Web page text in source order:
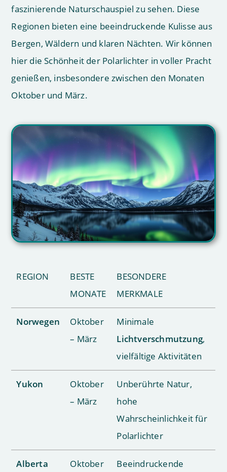
faszinierende Naturschauspiel zu sehen. Diese
Regionen bieten eine beeindruckende Kulisse aus
Bergen, Wäldern und klaren Nächten. Wir können
hier die Schönheit der Polarlichter in voller Pracht
genießen, insbesondere zwischen den Monaten
Oktober und März.
REGION
BESTE
MONATE
BESONDERE
MERKMALE
Norwegen
Oktober
– März
Minimale
Lichtverschmutzung,
vielfältige Aktivitäten
Yukon
Oktober
– März
Unberührte Natur,
hohe
Wahrscheinlichkeit für
Polarlichter
Alberta
Oktober
Beeindruckende